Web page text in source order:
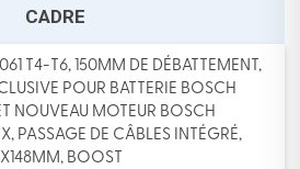
CADRE
T4-T6, 150MM DE DÉBATTEMENT,
POUR BATTERIE BOSCH
NOUVEAU MOTEUR BOSCH
PASSAGE DE CÂBLES INTÉGRÉ,
BOOST